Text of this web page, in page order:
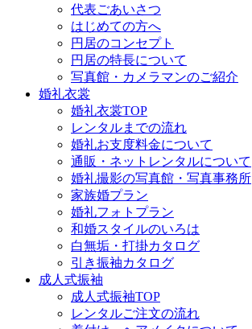
代表ごあいさつ
はじめての方へ
円居のコンセプト
円居の特長について
写真館・カメラマンのご紹介
婚礼衣裳
婚礼衣裳TOP
レンタルまでの流れ
婚礼お支度料金について
通販・ネットレンタルについて
婚礼撮影の写真館・写真事務所
家族婚プラン
婚礼フォトプラン
和婚スタイルのいろは
白無垢・打掛カタログ
引き振袖カタログ
成人式振袖
成人式振袖TOP
レンタルご注文の流れ